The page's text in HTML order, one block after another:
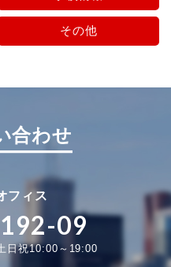
その他
合わせ
フィス
09
日祝10:00～19:00